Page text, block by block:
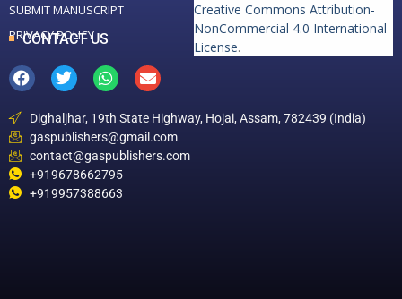
SUBMIT MANUSCRIPT
PRIVACY POLICY
Creative Commons Attribution-
NonCommercial 4.0 International
License.
CONTACT US
Dighaljhar, 19th State Highway, Hojai, Assam, 782439 (India)
gaspublishers@gmail.com
contact@gaspublishers.com
+919678662795
+919957388663